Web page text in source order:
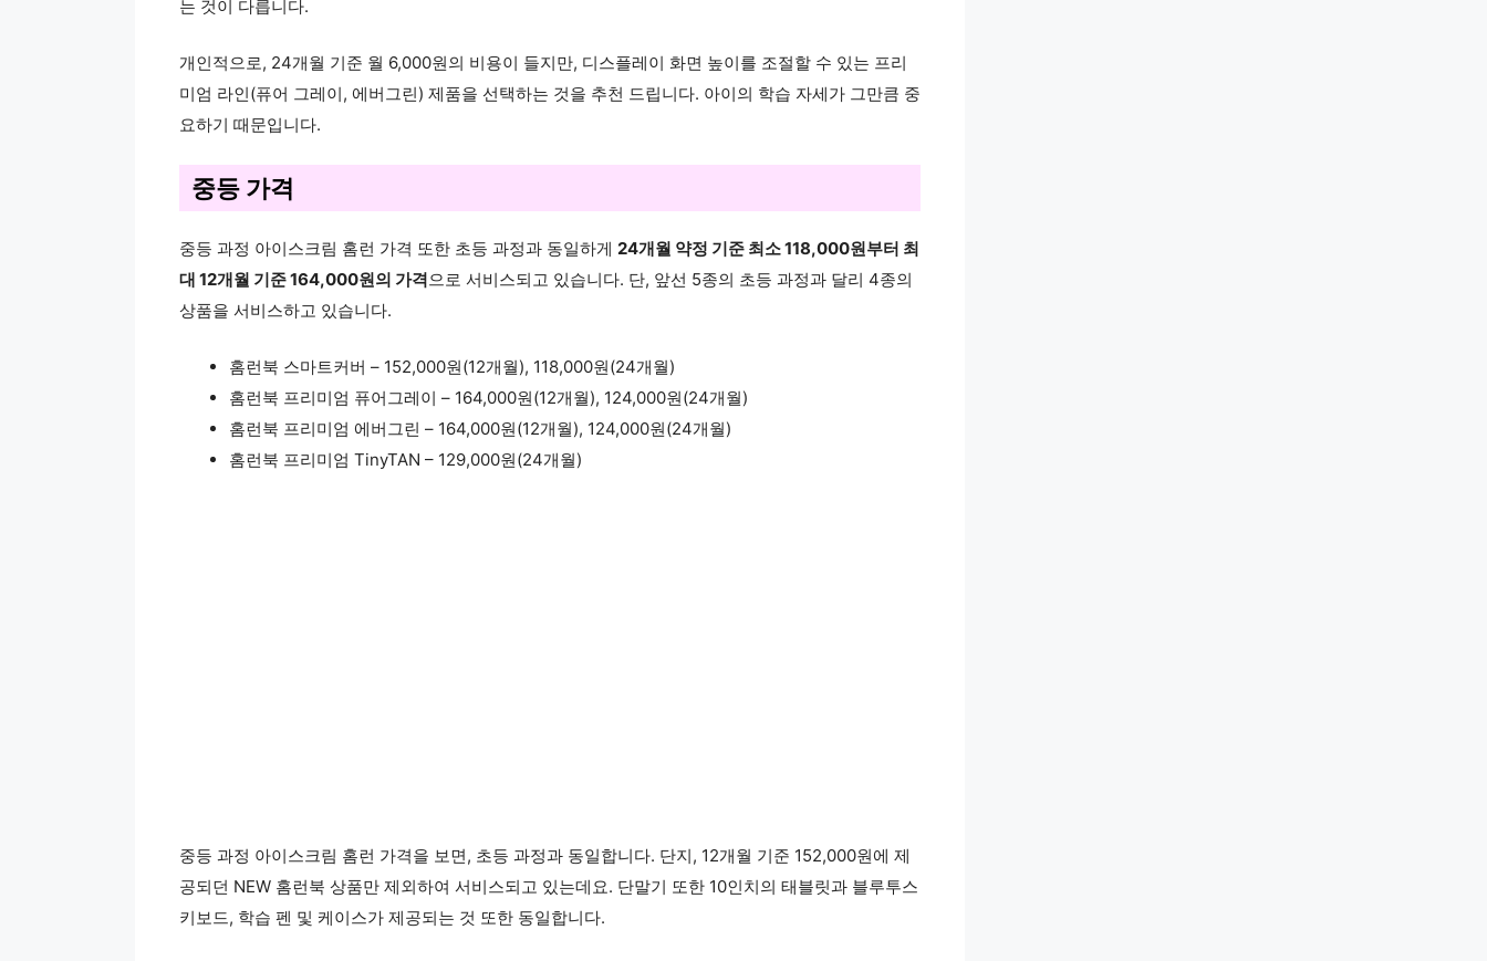
는 것이 다릅니다.
개인적으로, 24개월 기준 월 6,000원의 비용이 들지만, 디스플레이 화면 높이를 조절할 수 있는 프리
미엄 라인(퓨어 그레이, 에버그린) 제품을 선택하는 것을 추천 드립니다. 아이의 학습 자세가 그만큼 중
요하기 때문입니다.
중등 가격
중등 과정 아이스크림 홈런 가격 또한 초등 과정과 동일하게 24개월 약정 기준 최소 118,000원부터 최
대 12개월 기준 164,000원의 가격으로 서비스되고 있습니다. 단, 앞선 5종의 초등 과정과 달리 4종의
상품을 서비스하고 있습니다.
홈런북 스마트커버 – 152,000원(12개월), 118,000원(24개월)
홈런북 프리미엄 퓨어그레이 – 164,000원(12개월), 124,000원(24개월)
홈런북 프리미엄 에버그린 – 164,000원(12개월), 124,000원(24개월)
홈런북 프리미엄 TinyTAN – 129,000원(24개월)
중등 과정 아이스크림 홈런 가격을 보면, 초등 과정과 동일합니다. 단지, 12개월 기준 152,000원에 제
공되던 NEW 홈런북 상품만 제외하여 서비스되고 있는데요. 단말기 또한 10인치의 태블릿과 블루투스
키보드, 학습 펜 및 케이스가 제공되는 것 또한 동일합니다.